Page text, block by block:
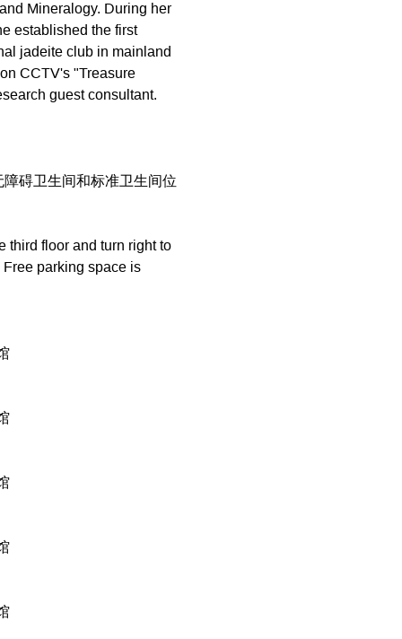
Mineralogy. During her
established the first
jadeite club in mainland
CCTV's "Treasure
guest consultant.
碍卫生间和标准卫生间位
third floor and turn right to
parking space is